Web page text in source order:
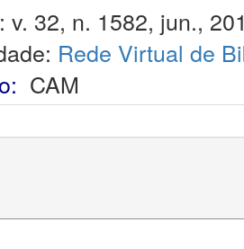
v. 32, n. 1582, jun.,
Rede Virtual de
CAM